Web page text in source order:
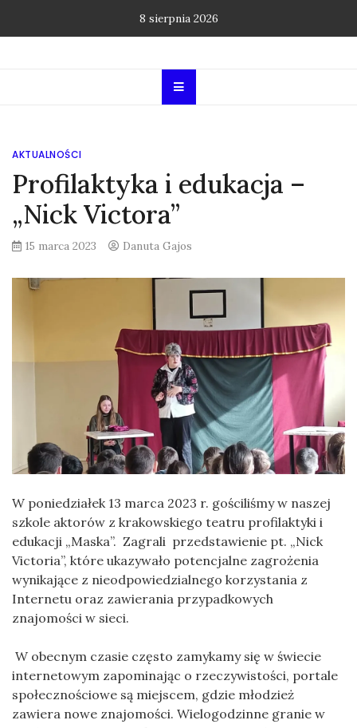
8 sierpnia 2026
AKTUALNOŚCI
Profilaktyka i edukacja –
„Nick Victora”
15 marca 2023 Danuta Gajos
W poniedziałek 13 marca 2023 r. gościliśmy w naszej
szkole aktorów z krakowskiego teatru profilaktyki i
edukacji „Maska”. Zagrali przedstawienie pt. „Nick
Victoria”, które ukazywało potencjalne zagrożenia
wynikające z nieodpowiedzialnego korzystania z
Internetu oraz zawierania przypadkowych
znajomości w sieci.
W obecnym czasie często zamykamy się w świecie
internetowym zapominając o rzeczywistości, portale
społecznościowe są miejscem, gdzie młodzież
zawiera nowe znajomości. Wielogodzinne granie w